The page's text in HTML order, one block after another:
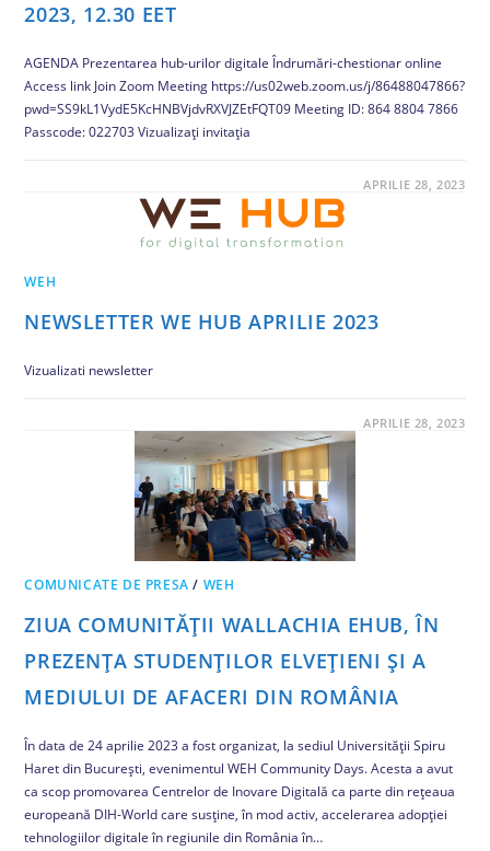
2023, 12.30 EET
AGENDA Prezentarea hub-urilor digitale Îndrumări-chestionar online
Access link Join Zoom Meeting https://us02web.zoom.us/j/86488047866?
pwd=SS9kL1VydE5KcHNBVjdvRXVJZEtFQT09 Meeting ID: 864 8804 7866
Passcode: 022703 Vizualizați invitația
APRILIE 28, 2023
WEH
NEWSLETTER WE HUB APRILIE 2023
Vizualizati newsletter
APRILIE 28, 2023
COMUNICATE DE PRESA / WEH
ZIUA COMUNITĂȚII WALLACHIA EHUB, ÎN
PREZENȚA STUDENȚILOR ELVEȚIENI ȘI A
MEDIULUI DE AFACERI DIN ROMÂNIA
În data de 24 aprilie 2023 a fost organizat, la sediul Universității Spiru
Haret din București, evenimentul WEH Community Days. Acesta a avut
ca scop promovarea Centrelor de Inovare Digitală ca parte din rețeaua
europeană DIH-World care susține, în mod activ, accelerarea adopției
tehnologiilor digitale în regiunile din România în…